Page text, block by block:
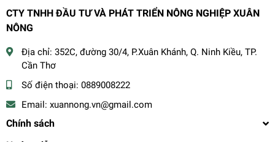
CTY TNHH ĐẦU TƯ VÀ PHÁT TRIỂN NÔNG NGHIỆP XUÂN
NÔNG
Địa chỉ: 352C, đường 30/4, P.Xuân Khánh, Q. Ninh Kiều, TP.
Cần Thơ
Số điện thoại: 0889008222
Email: xuannong.vn@gmail.com
Chính sách